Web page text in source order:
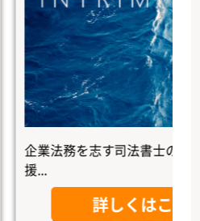
企業法務を志す司法書士の未来を
詳しくはこちら